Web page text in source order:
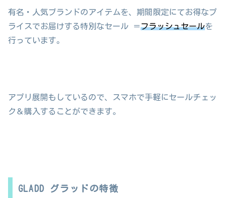
有名・人気ブランドのアイテムを、期間限定にてお得なプ
ライスでお届けする特別なセール ＝フラッシュセールを
行っています。
アプリ展開もしているので、スマホで手軽にセールチェッ
ク＆購入することができます。
GLADD グラッドの特徴